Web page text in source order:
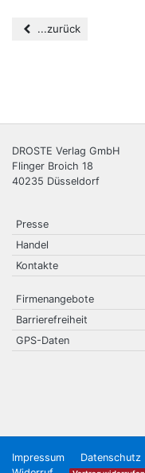
...zurück
DROSTE Verlag GmbH
Flinger Broich 18
40235 Düsseldorf
Presse
Handel
Kontakte
Firmenangebote
Barrierefreiheit
GPS-Daten
Impressum Datenschutz